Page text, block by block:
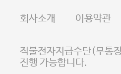
E-MAIL
사업자정보확인
회사소개 이용약관
직불전자지급수단(무통
진행 가능합니다.